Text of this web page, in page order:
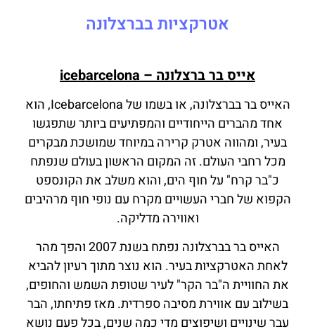
אטרקציות בברצלונה
אייס בר ברצלונה – icebarcelona
האייס בר בברצלונה, או בשמו של Icebarcelona, ​​הוא
אחד מהברים הייחודיים והמפתיעים ביותר שתפגשו
בעיר, ומהווה אטרק קרירה במיוחד שמושכת מבקרים
מכל רחבי העולם. זה המקום הראשון בעולם שנפתח
כ"בר קרח" על חוף הים, והוא משלב את הקונספט
הקפוא של חברי העשויים מקרח עם נופי חוף מרהיבים
ואווירה מדליקה.
האייס בר בברצלונה נפתח בשנת 2007 והפך מהר
לאחת האטרקציות בעיר. הוא נוצר מתוך רעיון להביא
את החוויית ה"בר הקר" לעיר שטופת השמש והחופים,
בשילוב עם אווירת מסיבה ספרדית. מאז פתיחתו, הבר
עבר שינויים ושיפוצים מדי כמה שנים, בכל פעם נושא